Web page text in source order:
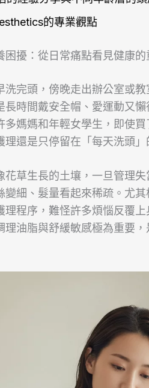
的專業觀點
困擾：從日常痛點看見健康的
洗完頭，傍晚走出辦公室或
長時間戴安全帽、愛運動又
多媽媽和年輕女學生，即使
理還是只停留在「每天洗頭」
花草生長的土壤，一旦管理
變細、髮量看起來稀疏。尤
理程序，難怪許多煩惱反覆
理油脂與舒緩敏感極為重要